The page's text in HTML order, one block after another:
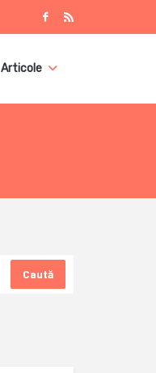
Articole
Caută